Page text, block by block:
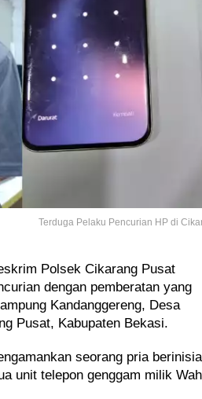
Terduga Pelaku Pencurian HP di
Polsek Cikarang Pusat
dengan pemberatan yang
Kandanggereng, Desa
Pusat, Kabupaten Bekasi.
seorang pria berinisial
unit telepon genggam milik